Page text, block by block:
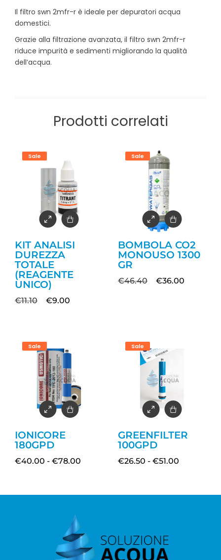
Il filtro swn 2mfr-r è ideale per depuratori acqua
domestici.
Grazie alla filtrazione avanzata, il filtro swn 2mfr-r
riduce impurità e sedimenti migliorando la qualità
dell’acqua.
Prodotti correlati
Sale
KIT ANALISI
DUREZZA
TOTALE
(REAGENTE
UNICO)
€11.10 €9.00
Sale
BOMBOLA CO2
MONOUSO 1300
GR
€46.40 €36.00
Sale
IONICORE
180GPD
€40.00 - €78.00
Sale
GREENFILTER
100GPD
€26.50 - €51.00